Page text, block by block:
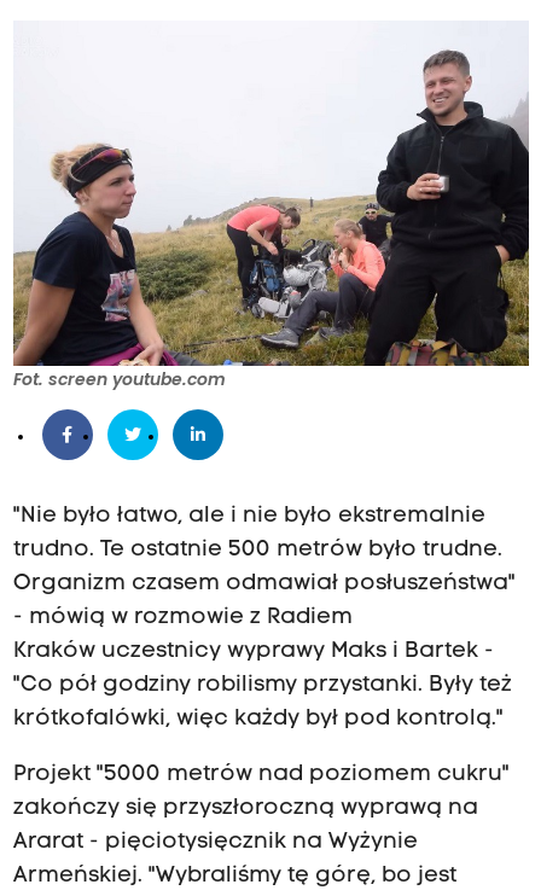
Fot. screen youtube.com
"Nie było łatwo, ale i nie było ekstremalnie
trudno. Te ostatnie 500 metrów było trudne.
Organizm czasem odmawiał posłuszeństwa"
- mówią w rozmowie z Radiem
Kraków uczestnicy wyprawy Maks i Bartek -
"Co pół godziny robilismy przystanki. Były też
krótkofalówki, więc każdy był pod kontrolą."
Projekt "5000 metrów nad poziomem cukru"
zakończy się przyszłoroczną wyprawą na
Ararat - pięciotysięcznik na Wyżynie
Armeńskiej. "Wybraliśmy tę górę, bo jest